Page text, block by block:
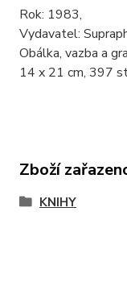
Rok: 1983,
Vydavatel:
Obálka, vazba a
14 x 21 cm, 397
Zboží
KNIHY